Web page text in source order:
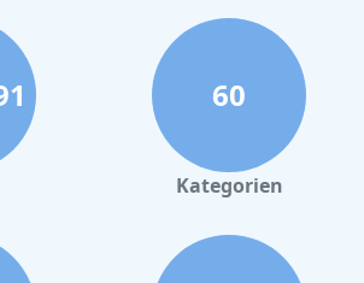
in Frankreich
in Polen
in Sizilien
in Hurghada
auf Fuerteventura
60
Kategorien